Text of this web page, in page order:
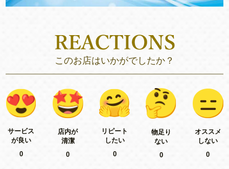
このお店はいかがでしたか？
サービス
が良い
0
店内が
清潔
0
リピート
したい
0
物足り
ない
0
オススメ
しない
0